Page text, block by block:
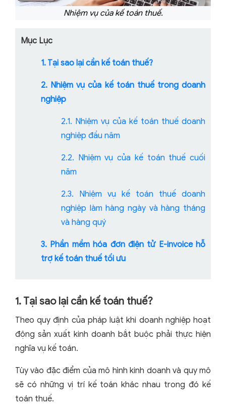
Nhiệm vụ của kế toán thuế.
Mục Lục
1. Tại sao lại cần kế toán thuế?
2. Nhiệm vụ của kế toán thuế trong doanh
nghiệp
2.1. Nhiệm vụ của kế toán thuế doanh
nghiệp đầu năm
2.2. Nhiệm vụ của kế toán thuế cuối
năm
2.3. Nhiệm vụ kế toán thuế doanh
nghiệp làm hàng ngày và hàng tháng
và hàng quý
3. Phần mềm hóa đơn điện tử E-invoice hỗ
trợ kế toán thuế tối ưu
1. Tại sao lại cần kế toán thuế?
Theo quy định của pháp luật khi doanh nghiệp hoạt
động sản xuất kinh doanh bắt buộc phải thực hiện
nghĩa vụ kế toán.
Tùy vào đặc điểm của mô hình kinh doanh và quy mô
sẽ có những vị trí kế toán khác nhau trong đó kế
toán thuế.